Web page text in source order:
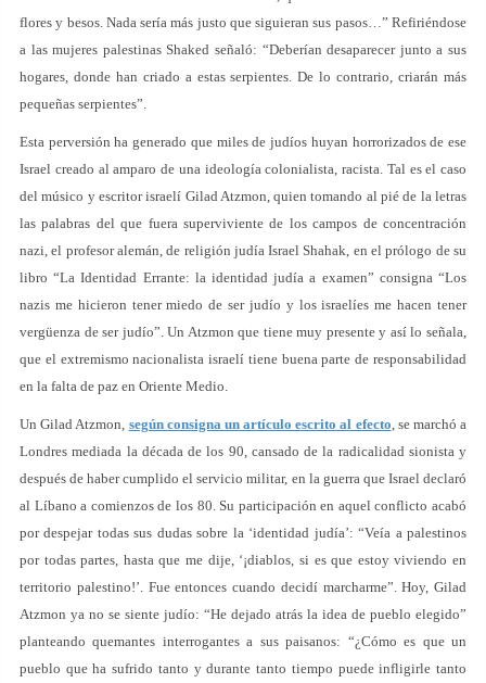
flores y besos. Nada sería más justo que siguieran sus pasos…” Refiriéndose
a las mujeres palestinas Shaked señaló: “Deberían desaparecer junto a sus
hogares, donde han criado a estas serpientes. De lo contrario, criarán más
pequeñas serpientes”.
Esta perversión ha generado que miles de judíos huyan horrorizados de ese
Israel creado al amparo de una ideología colonialista, racista. Tal es el caso
del músico y escritor israelí Gilad Atzmon, quien tomando al pié de la letras
las palabras del que fuera superviviente de los campos de concentración
nazi, el profesor alemán, de religión judía Israel Shahak, en el prólogo de su
libro “La Identidad Errante: la identidad judía a examen” consigna “Los
nazis me hicieron tener miedo de ser judío y los israelíes me hacen tener
vergüenza de ser judío”. Un Atzmon que tiene muy presente y así lo señala,
que el extremismo nacionalista israelí tiene buena parte de responsabilidad
en la falta de paz en Oriente Medio.
Un Gilad Atzmon, según consigna un artículo escrito al efecto, se marchó a
Londres mediada la década de los 90, cansado de la radicalidad sionista y
después de haber cumplido el servicio militar, en la guerra que Israel declaró
al Líbano a comienzos de los 80. Su participación en aquel conflicto acabó
por despejar todas sus dudas sobre la ‘identidad judía’: “Veía a palestinos
por todas partes, hasta que me dije, ‘¡diablos, si es que estoy viviendo en
territorio palestino!’. Fue entonces cuando decidí marcharme”. Hoy, Gilad
Atzmon ya no se siente judío: “He dejado atrás la idea de pueblo elegido”
planteando quemantes interrogantes a sus paisanos: “¿Cómo es que un
pueblo que ha sufrido tanto y durante tanto tiempo puede infligirle tanto